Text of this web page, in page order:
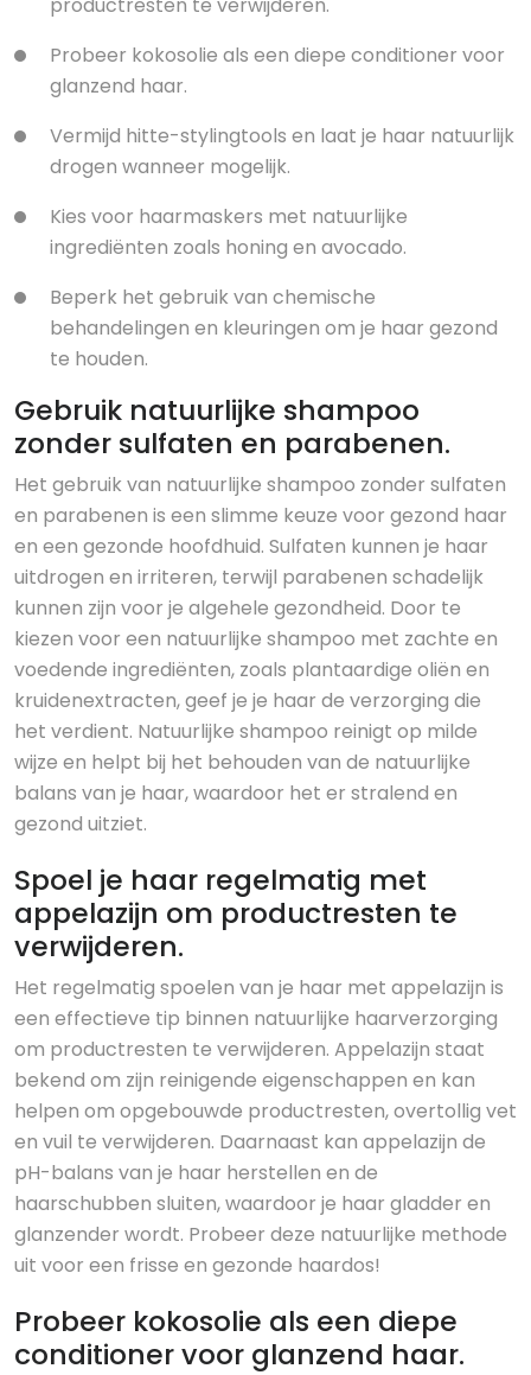
Probeer kokosolie als een diepe conditioner voor
glanzend haar.
Vermijd hitte-stylingtools en laat je haar natuurlijk
drogen wanneer mogelijk.
Kies voor haarmaskers met natuurlijke
ingrediënten zoals honing en avocado.
Beperk het gebruik van chemische
behandelingen en kleuringen om je haar gezond
te houden.
Gebruik natuurlijke shampoo
zonder sulfaten en parabenen.
Het gebruik van natuurlijke shampoo zonder sulfaten
en parabenen is een slimme keuze voor gezond haar
en een gezonde hoofdhuid. Sulfaten kunnen je haar
uitdrogen en irriteren, terwijl parabenen schadelijk
kunnen zijn voor je algehele gezondheid. Door te
kiezen voor een natuurlijke shampoo met zachte en
voedende ingrediënten, zoals plantaardige oliën en
kruidenextracten, geef je je haar de verzorging die
het verdient. Natuurlijke shampoo reinigt op milde
wijze en helpt bij het behouden van de natuurlijke
balans van je haar, waardoor het er stralend en
gezond uitziet.
Spoel je haar regelmatig met
appelazijn om productresten te
verwijderen.
Het regelmatig spoelen van je haar met appelazijn is
een effectieve tip binnen natuurlijke haarverzorging
om productresten te verwijderen. Appelazijn staat
bekend om zijn reinigende eigenschappen en kan
helpen om opgebouwde productresten, overtollig vet
en vuil te verwijderen. Daarnaast kan appelazijn de
pH-balans van je haar herstellen en de
haarschubben sluiten, waardoor je haar gladder en
glanzender wordt. Probeer deze natuurlijke methode
uit voor een frisse en gezonde haardos!
Probeer kokosolie als een diepe
conditioner voor glanzend haar.